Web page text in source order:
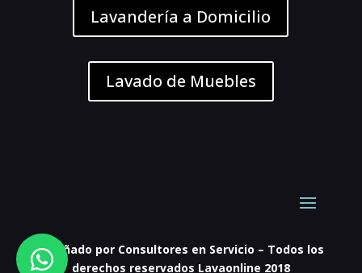
Lavandería a Domicilio
Lavado de Muebles
Diseñado por Consultores en Servicio – Todos los
derechos reservados Lavaonline 2018